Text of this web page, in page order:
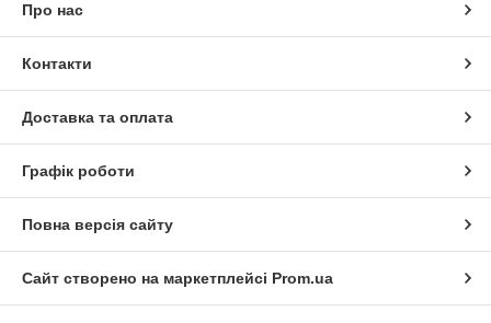
Про нас
Контакти
Доставка та оплата
Графік роботи
Повна версія сайту
Сайт створено на маркетплейсі Prom.ua